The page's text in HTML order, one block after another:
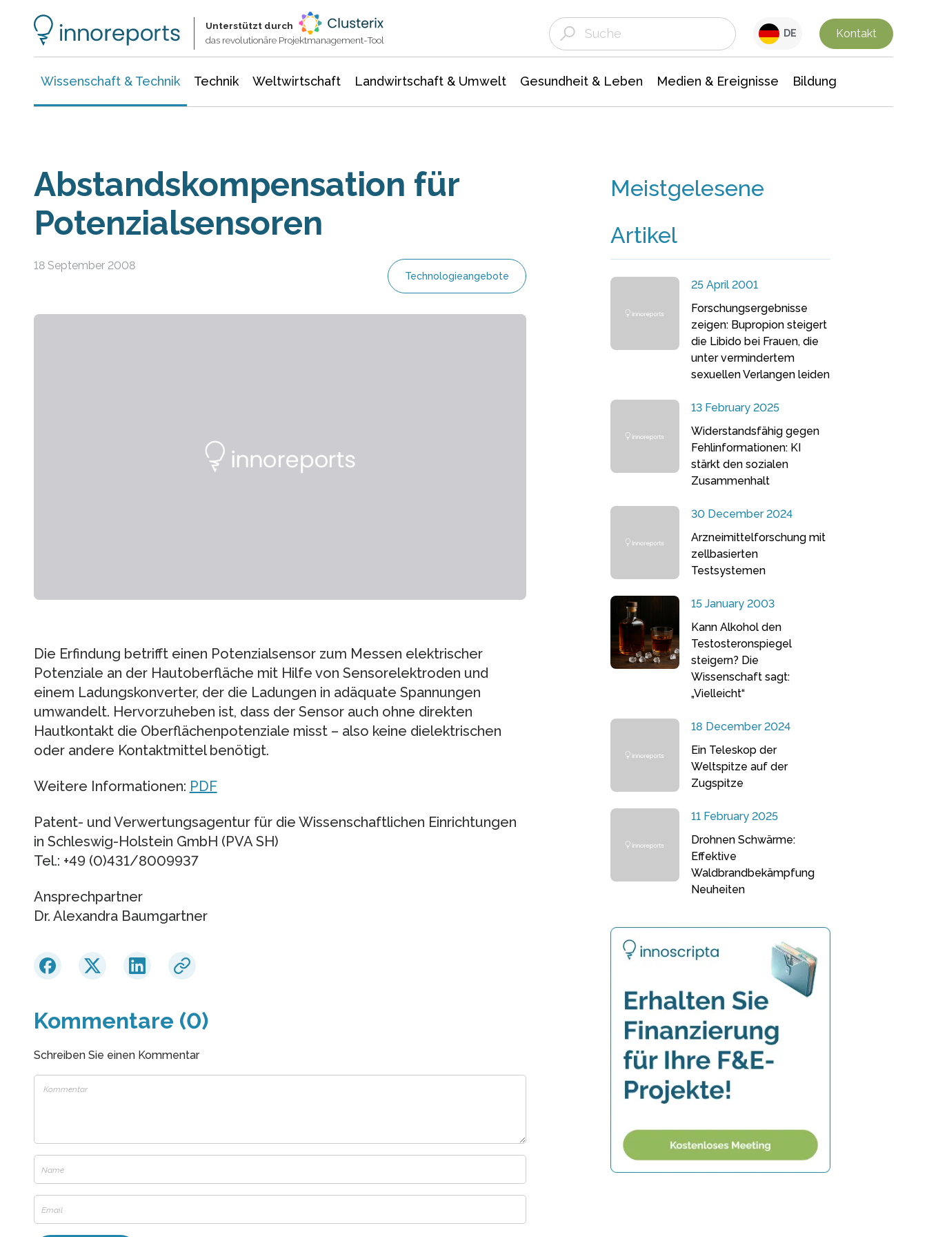
Unterstützt durch
das revolutionäre Projektmanagement-Tool
DE Kontakt
Wissenschaft & Technik Technik Weltwirtschaft Landwirtschaft & Umwelt Gesundheit & Leben Medien & Ereignisse Bildung
Abstandskompensation für
Potenzialsensoren
18 September 2008
Technologieangebote
Die Erfindung betrifft einen Potenzialsensor zum Messen elektrischer
Potenziale an der Hautoberfläche mit Hilfe von Sensorelektroden und
einem Ladungskonverter, der die Ladungen in adäquate Spannungen
umwandelt. Hervorzuheben ist, dass der Sensor auch ohne direkten
Hautkontakt die Oberflächenpotenziale misst – also keine dielektrischen
oder andere Kontaktmittel benötigt.
Weitere Informationen: PDF
Patent- und Verwertungsagentur für die Wissenschaftlichen Einrichtungen
in Schleswig-Holstein GmbH (PVA SH)
Tel.: +49 (0)431/8009937
Ansprechpartner
Dr. Alexandra Baumgartner
Kommentare (0)
Schreiben Sie einen Kommentar
Meistgelesene
Artikel
25 April 2001
Forschungsergebnisse
zeigen: Bupropion steigert
die Libido bei Frauen, die
unter vermindertem
sexuellen Verlangen leiden
13 February 2025
Widerstandsfähig gegen
Fehlinformationen: KI
stärkt den sozialen
Zusammenhalt
30 December 2024
Arzneimittelforschung mit
zellbasierten
Testsystemen
15 January 2003
Kann Alkohol den
Testosteronspiegel
steigern? Die
Wissenschaft sagt:
„Vielleicht“
18 December 2024
Ein Teleskop der
Weltspitze auf der
Zugspitze
11 February 2025
Drohnen Schwärme:
Effektive
Waldbrandbekämpfung
Neuheiten